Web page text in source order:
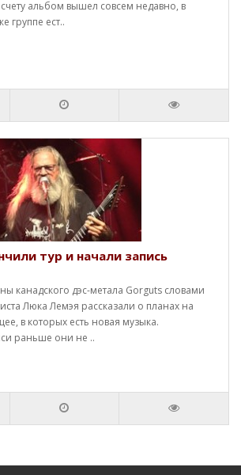
альбом вышел совсем недавно, в
группе ест..
тур и начали запись
канадского дэс-метала Gorguts словами
Люка Лемэя рассказали о планах на
в которых есть новая музыка.
раньше они не ..